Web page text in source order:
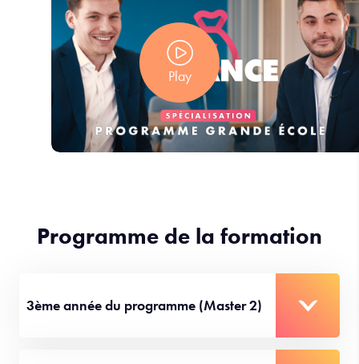
Play
Programme de la formation
3ème année du programme (Master 2)